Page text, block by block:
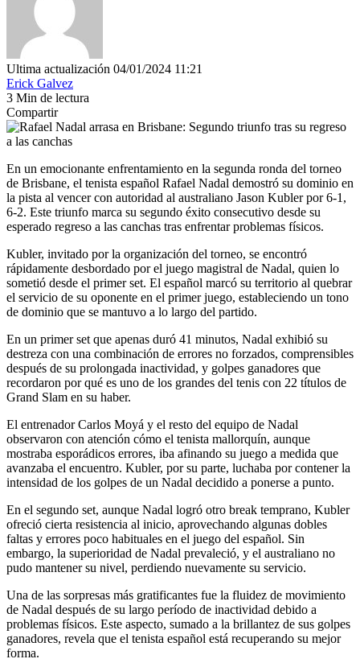
Ultima actualización 04/01/2024 11:21
Erick Galvez
3 Min de lectura
Compartir
En un emocionante enfrentamiento en la segunda ronda del torneo
de Brisbane, el tenista español Rafael Nadal demostró su dominio en
la pista al vencer con autoridad al australiano Jason Kubler por 6-1,
6-2. Este triunfo marca su segundo éxito consecutivo desde su
esperado regreso a las canchas tras enfrentar problemas físicos.
Kubler, invitado por la organización del torneo, se encontró
rápidamente desbordado por el juego magistral de Nadal, quien lo
sometió desde el primer set. El español marcó su territorio al quebrar
el servicio de su oponente en el primer juego, estableciendo un tono
de dominio que se mantuvo a lo largo del partido.
En un primer set que apenas duró 41 minutos, Nadal exhibió su
destreza con una combinación de errores no forzados, comprensibles
después de su prolongada inactividad, y golpes ganadores que
recordaron por qué es uno de los grandes del tenis con 22 títulos de
Grand Slam en su haber.
El entrenador Carlos Moyá y el resto del equipo de Nadal
observaron con atención cómo el tenista mallorquín, aunque
mostraba esporádicos errores, iba afinando su juego a medida que
avanzaba el encuentro. Kubler, por su parte, luchaba por contener la
intensidad de los golpes de un Nadal decidido a ponerse a punto.
En el segundo set, aunque Nadal logró otro break temprano, Kubler
ofreció cierta resistencia al inicio, aprovechando algunas dobles
faltas y errores poco habituales en el juego del español. Sin
embargo, la superioridad de Nadal prevaleció, y el australiano no
pudo mantener su nivel, perdiendo nuevamente su servicio.
Una de las sorpresas más gratificantes fue la fluidez de movimiento
de Nadal después de su largo período de inactividad debido a
problemas físicos. Este aspecto, sumado a la brillantez de sus golpes
ganadores, revela que el tenista español está recuperando su mejor
forma.